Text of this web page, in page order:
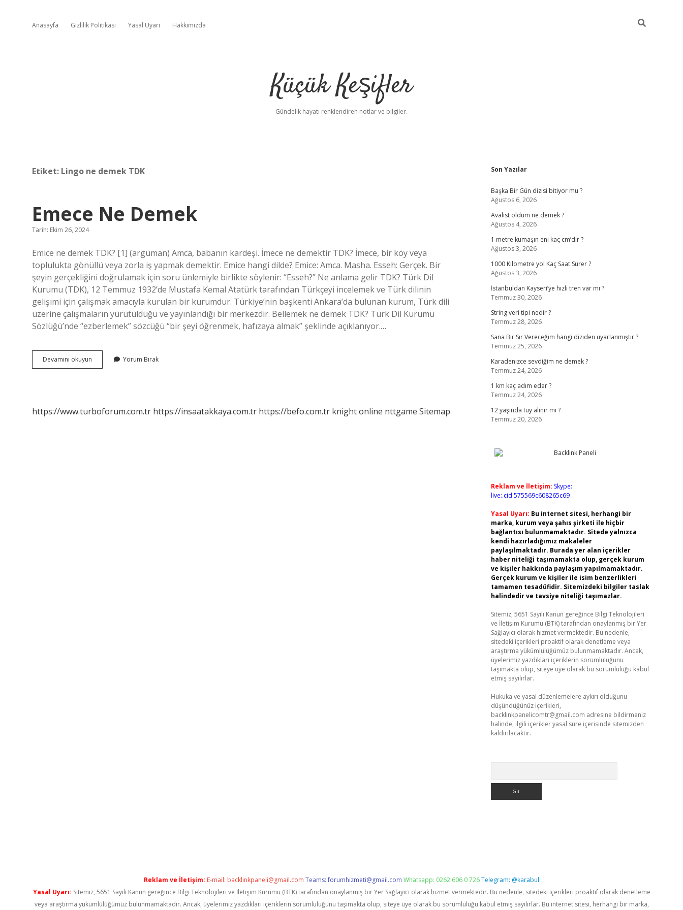
Anasayfa Gizlilik Politikası Yasal Uyarı Hakkımızda
Küçük Keşifler
Gündelik hayatı renklendiren notlar ve bilgiler.
Etiket: Lingo ne demek TDK
Emece Ne Demek
Tarih: Ekim 26, 2024
Emice ne demek TDK? [1] (argüman) Amca, babanın kardeşi. İmece ne demektir TDK? İmece, bir köy veya
toplulukta gönüllü veya zorla iş yapmak demektir. Emice hangi dilde? Emice: Amca. Masha. Esseh: Gerçek. Bir
şeyin gerçekliğini doğrulamak için soru ünlemiyle birlikte söylenir: “Esseh?” Ne anlama gelir TDK? Türk Dil
Kurumu (TDK), 12 Temmuz 1932’de Mustafa Kemal Atatürk tarafından Türkçeyi incelemek ve Türk dilinin
gelişimi için çalışmak amacıyla kurulan bir kurumdur. Türkiye’nin başkenti Ankara’da bulunan kurum, Türk dili
üzerine çalışmaların yürütüldüğü ve yayınlandığı bir merkezdir. Bellemek ne demek TDK? Türk Dil Kurumu
Sözlüğü’nde “ezberlemek” sözcüğü “bir şeyi öğrenmek, hafızaya almak” şeklinde açıklanıyor.…
Devamını okuyun
Ne
Yorum Bırak
https://www.turboforum.com.tr https://insaatakkaya.com.tr https://befo.com.tr knight online nttgame Sitemap
Sidebar
Son Yazılar
Başka Bir Gün dizisi bitiyor mu ?
Ağustos 6, 2026
Avalist oldum ne demek ?
Ağustos 4, 2026
1 metre kumaşın eni kaç cm’dir ?
Ağustos 3, 2026
1000 Kilometre yol Kaç Saat Sürer ?
Ağustos 3, 2026
İstanbuldan Kayseri’ye hızlı tren var mı ?
Temmuz 30, 2026
String veri tipi nedir ?
Temmuz 28, 2026
Sana Bir Sır Vereceğim hangi diziden uyarlanmıştır ?
Temmuz 25, 2026
Karadenizce sevdiğim ne demek ?
Temmuz 24, 2026
1 km kaç adım eder ?
Temmuz 24, 2026
12 yaşında tüy alınır mı ?
Temmuz 20, 2026
Reklam ve İletişim: Skype:
live:.cid.575569c608265c69
Yasal Uyarı: Bu internet sitesi, herhangi bir
marka, kurum veya şahıs şirketi ile hiçbir
bağlantısı bulunmamaktadır. Sitede yalnızca
kendi hazırladığımız makaleler
paylaşılmaktadır. Burada yer alan içerikler
haber niteliği taşımamakta olup, gerçek kurum
ve kişiler hakkında paylaşım yapılmamaktadır.
Gerçek kurum ve kişiler ile isim benzerlikleri
tamamen tesadüfidir. Sitemizdeki bilgiler taslak
halindedir ve tavsiye niteliği taşımazlar.
Sitemiz, 5651 Sayılı Kanun gereğince Bilgi Teknolojileri
ve İletişim Kurumu (BTK) tarafından onaylanmış bir Yer
Sağlayıcı olarak hizmet vermektedir. Bu nedenle,
sitedeki içerikleri proaktif olarak denetleme veya
araştırma yükümlülüğümüz bulunmamaktadır. Ancak,
üyelerimiz yazdıkları içeriklerin sorumluluğunu
taşımakta olup, siteye üye olarak bu sorumluluğu kabul
etmiş sayılırlar.
Hukuka ve yasal düzenlemelere aykırı olduğunu
düşündüğünüz içerikleri,
backlinkpanelicomtr@gmail.com adresine bildirmeniz
halinde, ilgili içerikler yasal süre içerisinde sitemizden
kaldırılacaktır.
Reklam ve İletişim: E-mail: backlinkpaneli@gmail.com Teams:forumhizmeti@gmail.com Whatsapp: 0262 606 0 726Telegram: @karabul
Yasal Uyarı: Sitemiz, 5651 Sayılı Kanun gereğince Bilgi Teknolojileri ve İletişim Kurumu (BTK) tarafından onaylanmış bir Yer Sağlayıcı olarak hizmet vermektedir. Bu nedenle, sitedeki içerikleri proaktif olarak denetleme
veya araştırma yükümlülüğümüz bulunmamaktadır. Ancak, üyelerimiz yazdıkları içeriklerin sorumluluğunu taşımakta olup, siteye üye olarak bu sorumluluğu kabul etmiş sayılırlar. Bu internet sitesi, herhangi bir marka,